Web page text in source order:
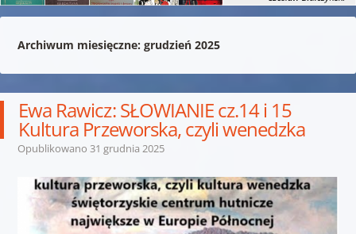
Archiwum miesięczne: grudzień 2025
Ewa Rawicz: SŁOWIANIE cz.14 i 15
Kultura Przeworska, czyli wenedzka
Opublikowano 31 grudnia 2025